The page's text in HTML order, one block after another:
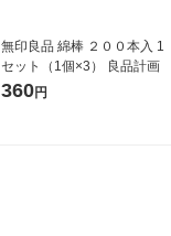
無印良品 綿棒 ２００本入 1
セット（1個×3） 良品計画
360円